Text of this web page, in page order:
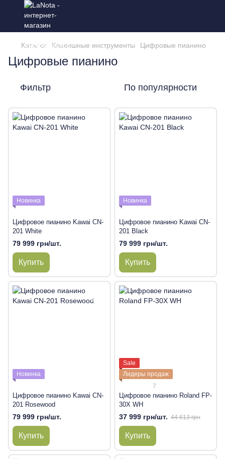
Каталог Клавишные инструменты Цифровые пианино
Цифровые пианино
Фильтр По популярности
Новинка
Цифровое пианино Kawai CN-
201 White
79 999 грн/шт.
Купить
Новинка
Цифровое пианино Kawai CN-
201 Black
79 999 грн/шт.
Купить
Новинка
Цифровое пианино Kawai CN-
201 Rosewood
79 999 грн/шт.
Купить
Sale
Лидеры продаж
7
Цифровое пианино Roland FP-
30X WH
37 999 грн/шт. 44 613 грн
Купить